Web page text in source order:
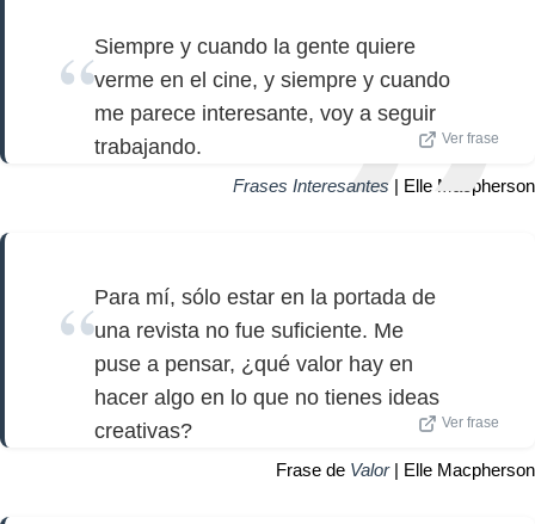
Siempre y cuando la gente quiere
verme en el cine, y siempre y cuando
me parece interesante, voy a seguir
trabajando.
Ver frase
Frases Interesantes | Elle Macpherson
Para mí, sólo estar en la portada de
una revista no fue suficiente. Me
puse a pensar, ¿qué valor hay en
hacer algo en lo que no tienes ideas
creativas?
Ver frase
Frase de Valor| Elle Macpherson